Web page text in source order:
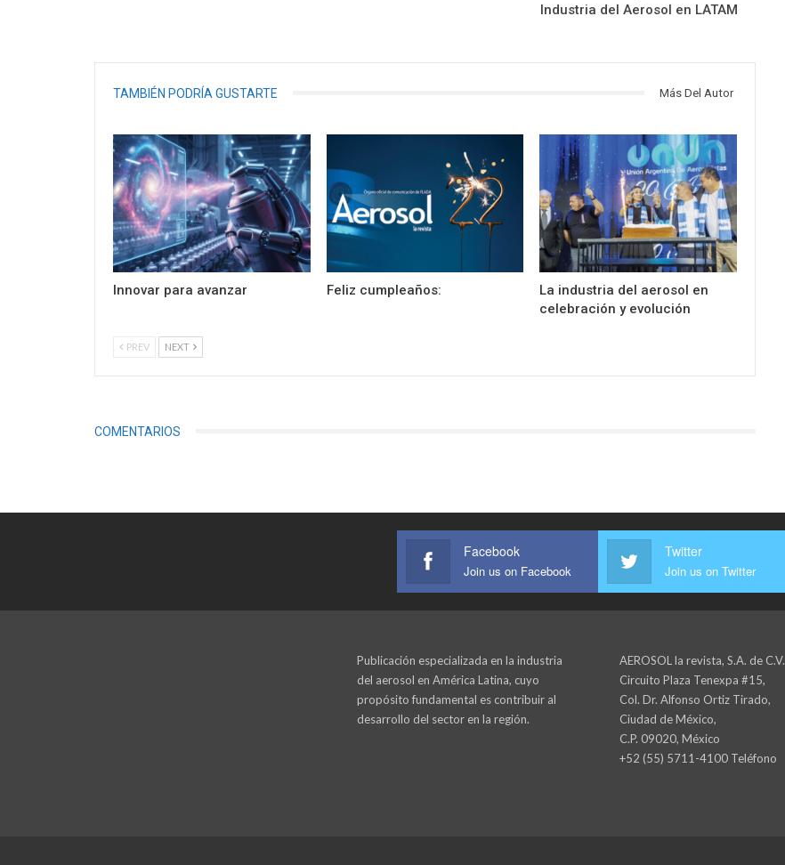
Industria del Aerosol en LATAM
TAMBIÉN PODRÍA GUSTARTE Más Del Autor
Innovar para avanzar Feliz cumpleaños:
La industria del aerosol en
celebración y evolución
PREV NEXT
COMENTARIOS
Facebook
Join us on Facebook
Twitter
Join us on Twitter
Publicación especializada en la industria
del aerosol en América Latina, cuyo
propósito fundamental es contribuir al
desarrollo del sector en la región.
AEROSOL la revista, S.A. de C.V.
Circuito Plaza Tenexpa #15,
Col. Dr. Alfonso Ortiz Tirado,
Ciudad de México,
C.P. 09020, México
+52 (55) 5711-4100 Teléfono